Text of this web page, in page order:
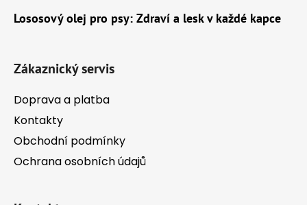
Lososový olej pro psy: Zdraví a lesk v každé kapce
Zákaznický servis
Doprava a platba
Kontakty
Obchodní podmínky
Ochrana osobních údajů